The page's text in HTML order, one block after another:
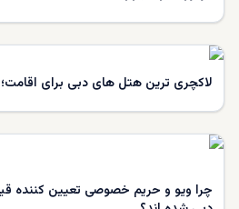
لاکچری‌ ترین هتل‌ های دبی برای اقامت؛
چرا ویو و حریم خصوصی تعیین‌ کننده